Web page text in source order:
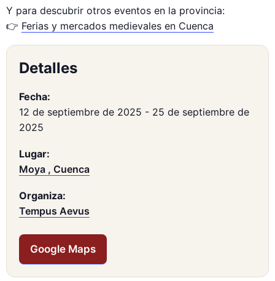
Y para descubrir otros eventos en la provincia:
👉 Ferias y mercados medievales en Cuenca
Detalles
Fecha:
12 de septiembre de 2025 - 25 de septiembre de
2025
Lugar:
Moya , Cuenca
Organiza:
Tempus Aevus
Google Maps